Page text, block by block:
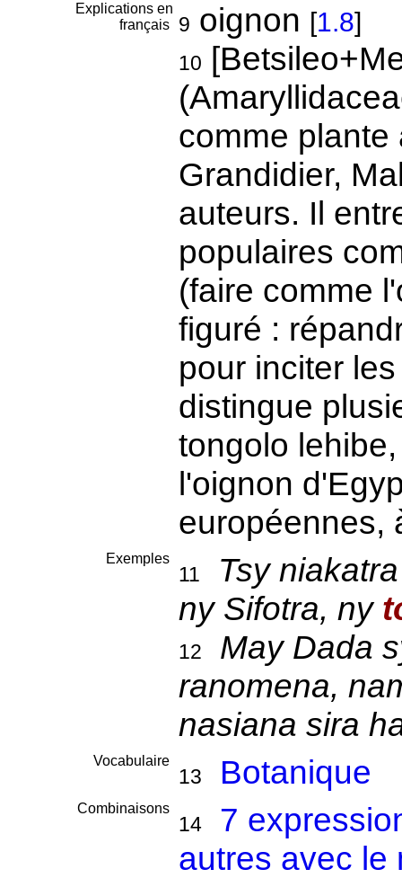
Explications en
français
9 oignon [1.8]
10
comme plante
Grandidier,
auteurs. Il
populaires
(faire comme
figuré :
pour inciter
distingue
tongolo
l'oignon
européennes,
Exemples
11
Tsy
ny Sifotra, ny
12
May Dada
ranomena,
nasiana sira
Vocabulaire
13 Botanique
Combinaisons
14
7
autres avec le